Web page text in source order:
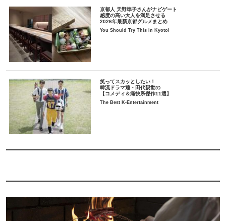
京都人 天野準子さんがナビゲート
感度の高い大人を満足させる
2026年最新京都グルメまとめ
You Should Try This in Kyoto!
笑ってスカッとしたい！
韓流ドラマ通・田代親世の
【コメディ＆痛快系傑作11選】
The Best K-Entertainment